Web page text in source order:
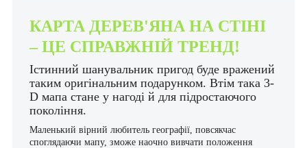
КАРТА ДЕРЕВ'ЯНА НА СТІНІ
– ЦЕ СПРАВЖНІЙ ТРЕНД!
Істинний шанувальник пригод буде вражений
таким оригінальним подарунком. Втім така 3-
D мапа стане у нагоді й для підростаючого
покоління.
Маленький вірний любитель географії, повсякчас
споглядаючи мапу, зможе наочно вивчати положення